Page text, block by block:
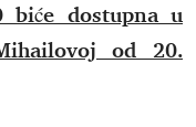
biće dostupna u
od 20.